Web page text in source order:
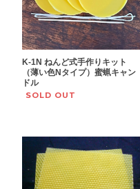
K-1N ねんど式手作りキット
（薄い色Nタイプ）蜜蝋キャン
ドル
SOLD OUT